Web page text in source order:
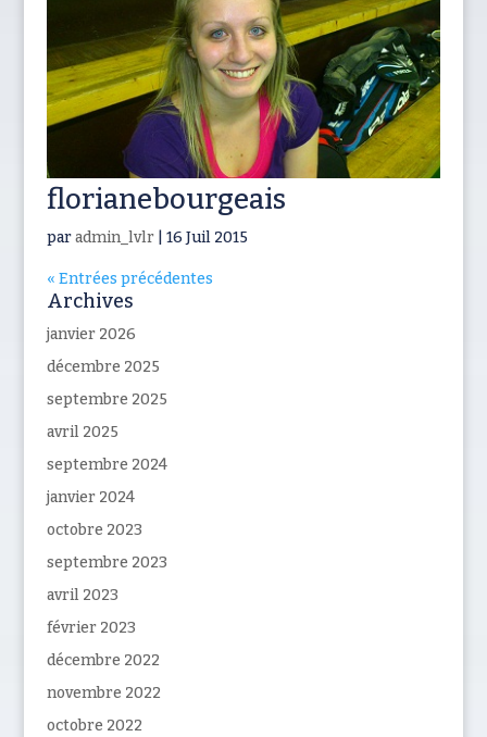
florianebourgeais
paradmin_lvlr| 16 Juil 2015
« Entrées précédentes
Archives
janvier 2026
décembre 2025
septembre 2025
avril 2025
septembre 2024
janvier 2024
octobre 2023
septembre 2023
avril 2023
février 2023
décembre 2022
novembre 2022
octobre 2022